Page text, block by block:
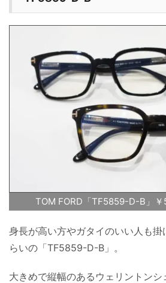
TOM FORD「TF5859-D-B」￥
身長が高い方やガタイのいい人も掛
らいの「TF5859-D-B」。
大きめで縦幅のあるウェリントン